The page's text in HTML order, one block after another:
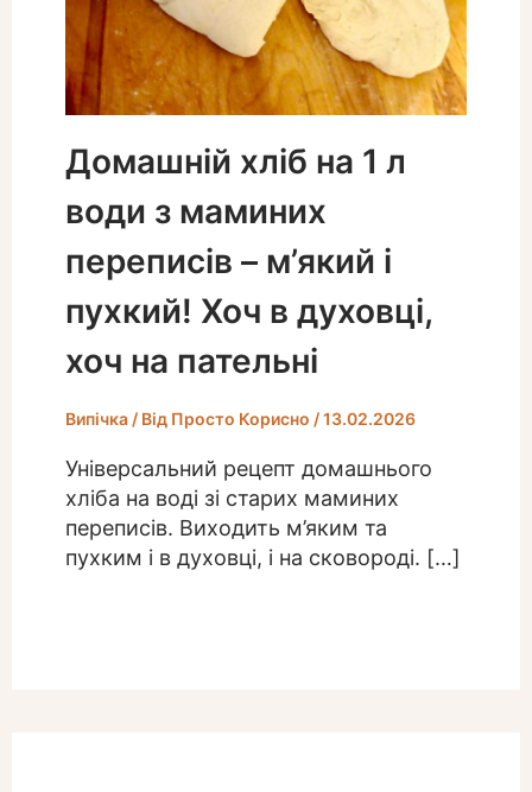
Домашній хліб на 1 л
води з маминих
переписів – м’який і
пухкий! Хоч в духовці,
хоч на пательні
Випічка/ Від Просто Корисно /13.02.2026
Універсальний рецепт домашнього
хліба на воді зі старих маминих
переписів. Виходить м’яким та
пухким і в духовці, і на сковороді. […]